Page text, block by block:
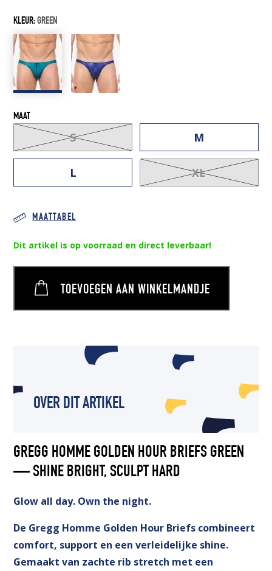
prijs
was:
48,00 €.
prijs
is:
35,00 €.
KLEUR:GREEN
MAAT
S M
L XL
MAATTABEL
Dit artikel is op voorraad en direct leverbaar!
TOEVOEGEN AAN WINKELMANDJE
OVER DIT ARTIKEL
GREGG HOMME GOLDEN HOUR BRIEFS GREEN
— SHINE BRIGHT, SCULPT HARD
Glow all day. Own the night.
De Gregg Homme Golden Hour Briefs combineert
comfort, support en een verleidelijke shine.
Gemaakt van zachte rib stretch met een